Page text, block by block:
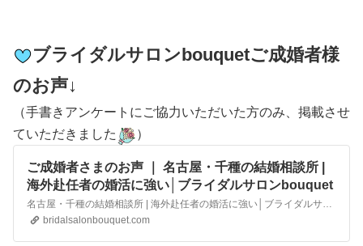
ブライダルサロンbouquetご成婚者様
のお声↓
（手書きアンケートにご協力いただいた方のみ、掲載させ
ていただきました
）
ご成婚者さまのお声 ｜ 名古屋・千種の結婚相談所 |
海外赴任者の婚活に強い│ブライダルサロンbouquet
名古屋・千種の結婚相談所 | 海外赴任者の婚活に強い│ブライダルサロンbouquet海外赴任者や公務員・医療職に選ばれる名古屋の少人数制アットホームな結婚相談所。仲人夫婦の手厚いサポートでご成婚まで丁寧に寄り添います。
bridalsalonbouquet.com